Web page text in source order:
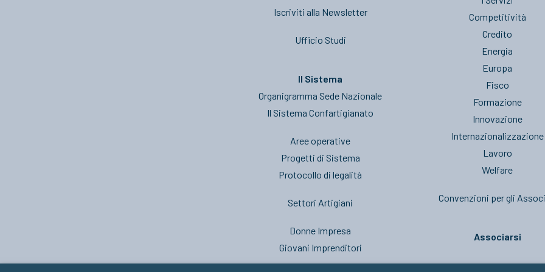
Iscriviti alla Newsletter
Ufficio Studi
Il Sistema
Organigramma Sede Nazionale
Il Sistema Confartigianato
Aree operative
Progetti di Sistema
Protocollo di legalità
Settori Artigiani
Donne Impresa
Giovani Imprenditori
Competitività
Credito
Energia
Europa
Fisco
Formazione
Innovazione
Internazionalizzazione
Lavoro
Welfare
Convenzioni per gli
Associarsi